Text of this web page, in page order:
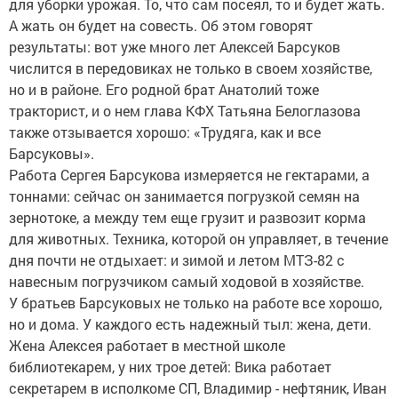
для уборки урожая. То, что сам посеял, то и будет жать.
А жать он будет на совесть. Об этом говорят
результаты: вот уже много лет Алексей Барсуков
числится в передовиках не только в своем хозяйстве,
но и в районе. Его родной брат Анатолий тоже
тракторист, и о нем глава КФХ Татьяна Белоглазова
также отзывается хорошо: «Трудяга, как и все
Барсуковы».
Работа Сергея Барсукова измеряется не гектарами, а
тоннами: сейчас он занимается погрузкой семян на
зернотоке, а между тем еще грузит и развозит корма
для животных. Техника, которой он управляет, в течение
дня почти не отдыхает: и зимой и летом МТЗ-82 с
навесным погрузчиком самый ходовой в хозяйстве.
У братьев Барсуковых не только на работе все хорошо,
но и дома. У каждого есть надежный тыл: жена, дети.
Жена Алексея работает в местной школе
библиотекарем, у них трое детей: Вика работает
секретарем в исполкоме СП, Владимир - нефтяник, Иван